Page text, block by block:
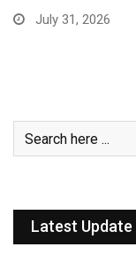
July 31, 2026
Latest Update